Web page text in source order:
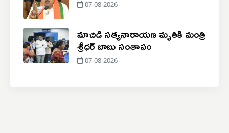
07-08-2026
మాచిడి సత్యనారాయణ మృతికి మంత్రి
శ్రీధర్ బాబు సంతాపం
07-08-2026